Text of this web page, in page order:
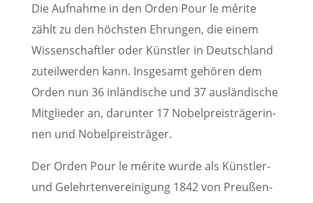
Die Aufnahme in den Orden Pour le mérite
zählt zu den höchs­ten Ehrun­gen, die einem
Wissen­schaft­ler oder Künst­ler in Deutsch­land
zuteil­wer­den kann. Insge­samt gehören dem
Orden nun 36 inlän­di­sche und 37 auslän­di­sche
Mitglie­der an, darun­ter 17 Nobel­preis­trä­ge­rin­
nen und Nobelpreisträger.
Der Orden Pour le mérite wurde als Künst­ler-
und Gelehr­ten­ver­ei­ni­gung 1842 von Preußen-